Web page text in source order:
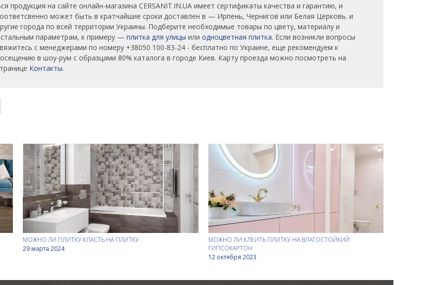
продукция на сайте онлайн-магазина CERSANIT.IN.UA имеет сертификаты качества и гарантию, и
может быть в кратчайшие сроки доставлен в — Ирпень, Чернигов или Белая Церковь. и
города по всей территории Украины. Подберите необходимые товары по цвету, материалу и
параметрам, к примеру — плитка для улицы или одноцветная плитка. Если возникли вопросы
с менеджерами по номеру +38050 100-83-24 - бесплатно по Украине, еще рекомендуем к
в шоу-рум с образцами 80% каталога в городе Киев. Карту проезда можно посмотреть на
Контакты.
МОЖНО ЛИ ПЛИТКУ КЛАСТЬ НА ПЛИТКУ
29 марта 2024
МОЖНО ЛИ КЛЕИТЬ ПЛИТКУ НА ВЛАГОСТОЙКИЙ
ГИПСОКАРТОН
12 октября 2023